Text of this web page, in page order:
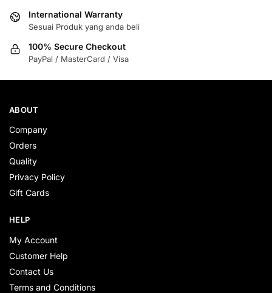
International Warranty
Sesuai Produk yang anda beli
100% Secure Checkout
PayPal / MasterCard / Visa
ABOUT
Company
Orders
Quality
Privacy Policy
Gift Cards
HELP
My Account
Customer Help
Contact Us
Terms and Conditions